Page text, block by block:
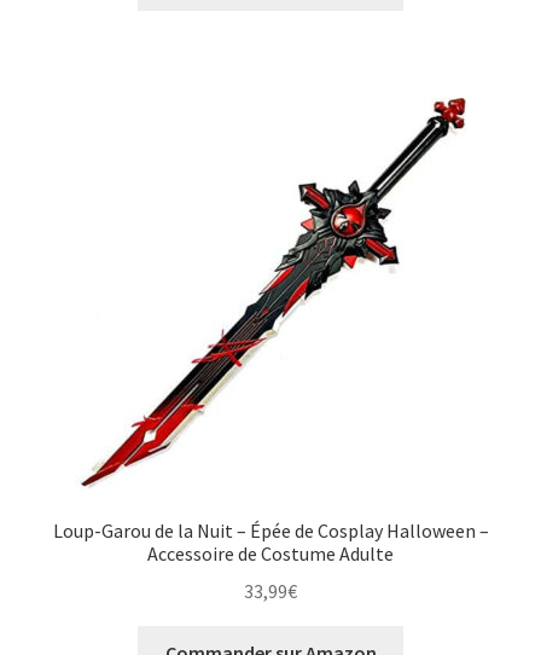
Loup-Garou de la Nuit – Épée de Cosplay Halloween –
Accessoire de Costume Adulte
33,99€